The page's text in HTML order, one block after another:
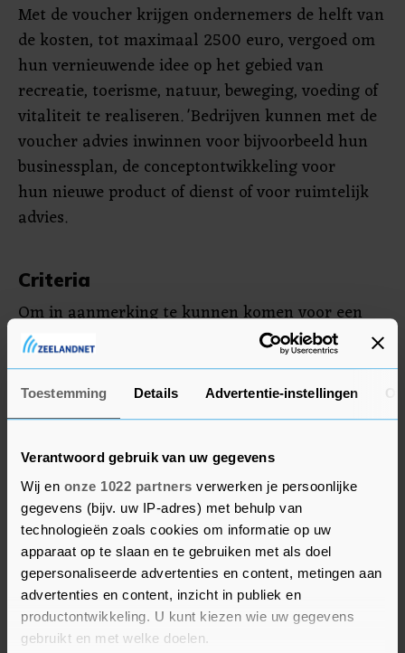
Toestemming Details Advertentie-instellingen
Verantwoord gebruik van uw gegevens
Wij en onze 1022 partners verwerken je persoonlijke
gegevens (bijv. uw IP-adres) met behulp van
technologieën zoals cookies om informatie op uw
apparaat op te slaan en te gebruiken met als doel
gepersonaliseerde advertenties en content, metingen aan
advertenties en content, inzicht in publiek en
productontwikkeling. U kunt kiezen wie uw gegevens
gebruikt en met welke doelen.
Met de voucher krijgen ondernemers de helft van
de kosten, tot maximaal 2500 euro, vergoed om
hun vernieuwende idee op het gebied van
recreatie, toerisme, natuur, beweging, voeding of
vitaliteit te realiseren. 'Bedrijven kunnen met de
voucher advies inwinnen voor bijvoorbeeld hun
businessplan, de conceptontwikkeling voor
hun nieuwe product of dienst of voor ruimtelijk
advies.
Criteria
Om in aanmerking te kunnen komen voor een
voucher, moet de ondernemer voldoen aan
enkele criteria. Zo moet het initiatief duurzaam
zijn en samenwerking tot stand brengen in
verschillende sectoren. Ondernemers kunnen een